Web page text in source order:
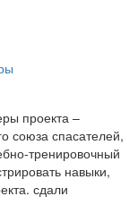
проекта –
союза спасателей,
тренировочный
навыки,
сдали